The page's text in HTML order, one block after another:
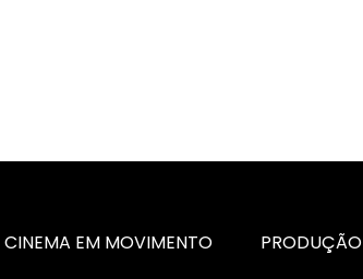
CINEMA EM MOVIMENTO PRODUÇÃO